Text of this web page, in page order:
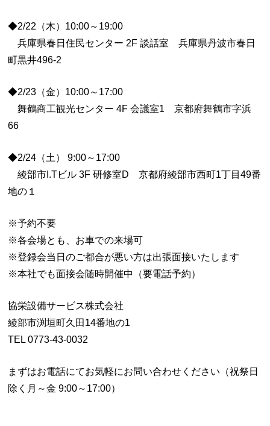
◆2/22（木）10:00～19:00
兵庫県春日住民センター 2F 談話室 兵庫県丹波市春日
町黒井496-2
◆2/23（金）10:00～17:00
舞鶴商工観光センター 4F 会議室1 京都府舞鶴市字浜
66
◆2/24（土） 9:00～17:00
綾部市I.Tビル 3F 研修室D 京都府綾部市西町1丁目49番
地の１
※予約不要
※各会場とも、お車での来場可
※登録会当日のご都合が悪い方は出張面接いたします
※本社でも面接会随時開催中（要電話予約）
協栄設備サービス株式会社
綾部市渕垣町久田14番地の1
TEL 0773-43-0032
まずはお電話にてお気軽にお問い合わせください（祝祭日
除く月～金 9:00～17:00）